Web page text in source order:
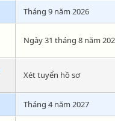
Tháng 9 năm 2026
Ngày 31 tháng 8 năm
Xét tuyển hồ sơ
Tháng 4 năm 2027